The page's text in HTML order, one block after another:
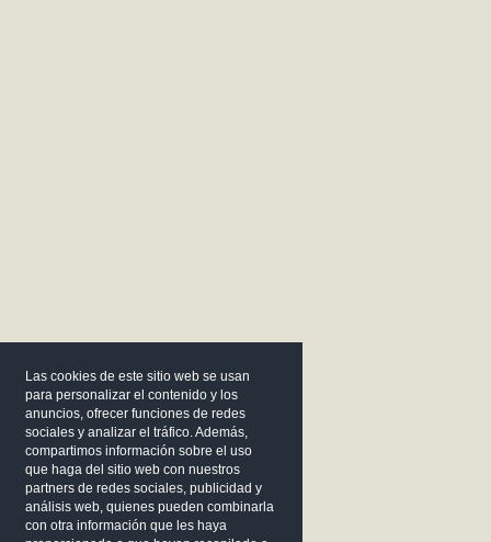
Las cookies de este sitio web se usan
para personalizar el contenido y los
anuncios, ofrecer funciones de redes
sociales y analizar el tráfico. Además,
compartimos información sobre el uso
que haga del sitio web con nuestros
partners de redes sociales, publicidad y
análisis web, quienes pueden combinarla
con otra información que les haya